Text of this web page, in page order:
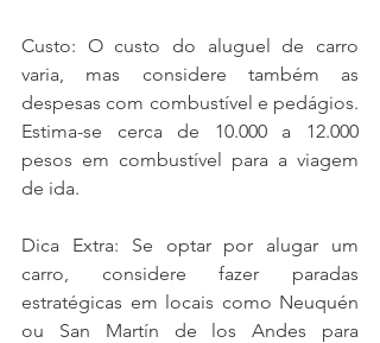
Custo: O custo do aluguel de carro
varia, mas considere também as
despesas com combustível e pedágios.
Estima-se cerca de 10.000 a 12.000
pesos em combustível para a viagem
de ida.
Dica Extra: Se optar por alugar um
carro, considere fazer paradas
estratégicas em locais como Neuquén
ou San Martín de los Andes para